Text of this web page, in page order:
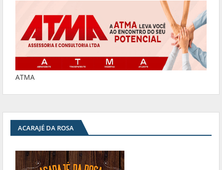
ATMA
ACARAJÉ DA ROSA